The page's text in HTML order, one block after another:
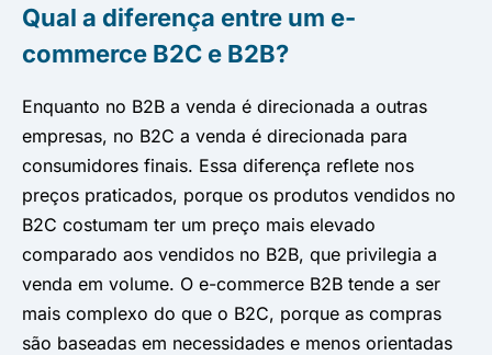
Qual a diferença entre um e-
commerce B2C e B2B?
Enquanto no B2B a venda é direcionada a outras
empresas, no B2C a venda é direcionada para
consumidores finais. Essa diferença reflete nos
preços praticados, porque os produtos vendidos no
B2C costumam ter um preço mais elevado
comparado aos vendidos no B2B, que privilegia a
venda em volume. O e-commerce B2B tende a ser
mais complexo do que o B2C, porque as compras
são baseadas em necessidades e menos orientadas